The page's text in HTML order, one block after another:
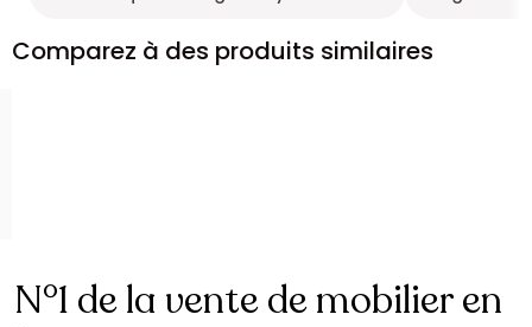
Comparez à des produits similaires
N°1 de la vente de mobilier en